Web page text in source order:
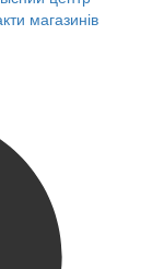
магазинів